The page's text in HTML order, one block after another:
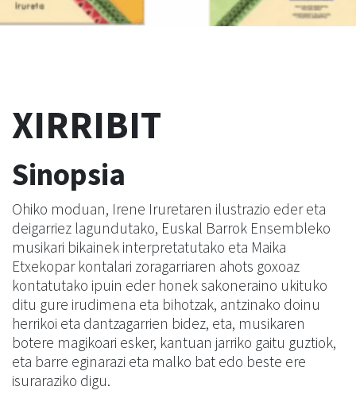
XIRRIBIT
Sinopsia
Ohiko moduan, Irene Iruretaren ilustrazio eder eta
deigarriez lagundutako, Euskal Barrok Ensembleko
musikari bikainek interpretatutako eta Maika
Etxekopar kontalari zoragarriaren ahots goxoaz
kontatutako ipuin eder honek sakoneraino ukituko
ditu gure irudimena eta bihotzak, antzinako doinu
herrikoi eta dantzagarrien bidez, eta, musikaren
botere magikoari esker, kantuan jarriko gaitu guztiok,
eta barre eginarazi eta malko bat edo beste ere
isuraraziko digu.